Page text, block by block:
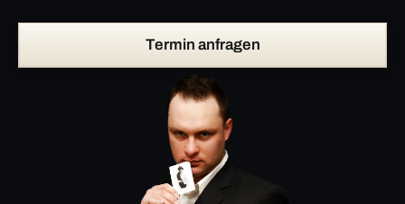
Termin anfragen